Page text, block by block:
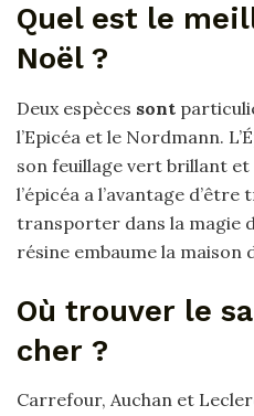
Quel est le
Noël ?
Deux espèces sont
l’Epicéa et le Nordmann.
son feuillage vert brillant et
l’épicéa a l’avantage
transporter dans la magie
résine embaume la maison
Où trouver le
cher ?
Carrefour, Auchan et